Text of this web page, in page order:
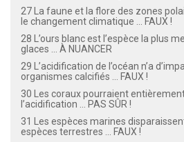
27 La faune et la flore des zones
le changement climatique ... FAUX !
28 L’ours blanc est l’espèce la plus
glaces ... À NUANCER
29 L’acidification de l’océan n’a
organismes calcifiés ... FAUX !
30 Les coraux pourraient
l’acidification ... PAS SÛR !
31 Les espèces marines
espèces terrestres ... FAUX !